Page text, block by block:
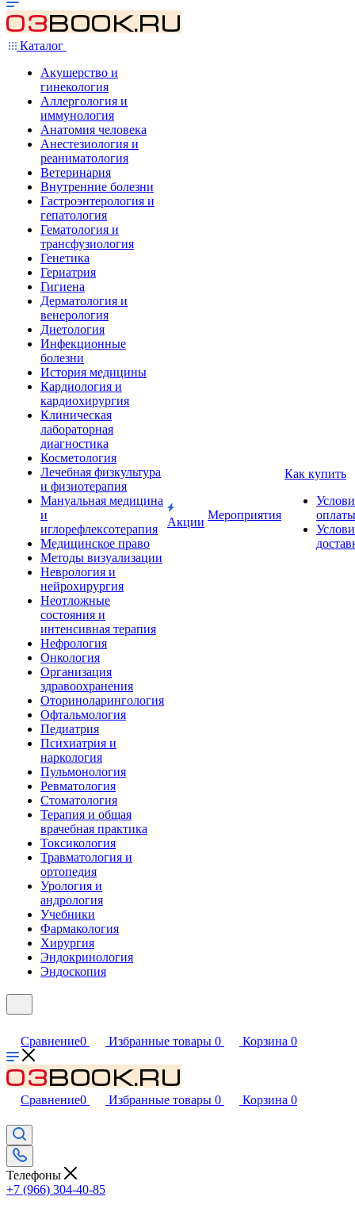
Каталог
Акушерство и
гинекология
Аллергология и
иммунология
Анатомия человека
Анестезиология и
реаниматология
Ветеринария
Внутренние болезни
Гастроэнтерология и
гепатология
Гематология и
трансфузиология
Генетика
Гериатрия
Гигиена
Дерматология и
венерология
Диетология
Инфекционные
болезни
История медицины
Кардиология и
кардиохирургия
Клиническая
лабораторная
диагностика
Косметология
Лечебная физкультура
и физиотерапия
Мануальная медицина
и
иглорефлексотерапия
Медицинское право
Методы визуализации
Неврология и
нейрохирургия
Неотложные
состояния и
интенсивная терапия
Нефрология
Онкология
Организация
здравоохранения
Оториноларингология
Офтальмология
Педиатрия
Психиатрия и
наркология
Пульмонология
Ревматология
Стоматология
Терапия и общая
врачебная практика
Токсикология
Травматология и
ортопедия
Урология и
андрология
Учебники
Фармакология
Хирургия
Эндокринология
Эндоскопия
Акции
Мероприятия
Как купить
оплаты
Сравнение0 Избранные товары 0 Корзина 0
Сравнение0 Избранные товары 0 Корзина 0
Телефоны
+7 (966) 304-40-85